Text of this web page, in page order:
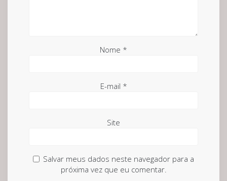
Nome *
E-mail *
Site
Salvar meus dados neste navegador para a
próxima vez que eu comentar.